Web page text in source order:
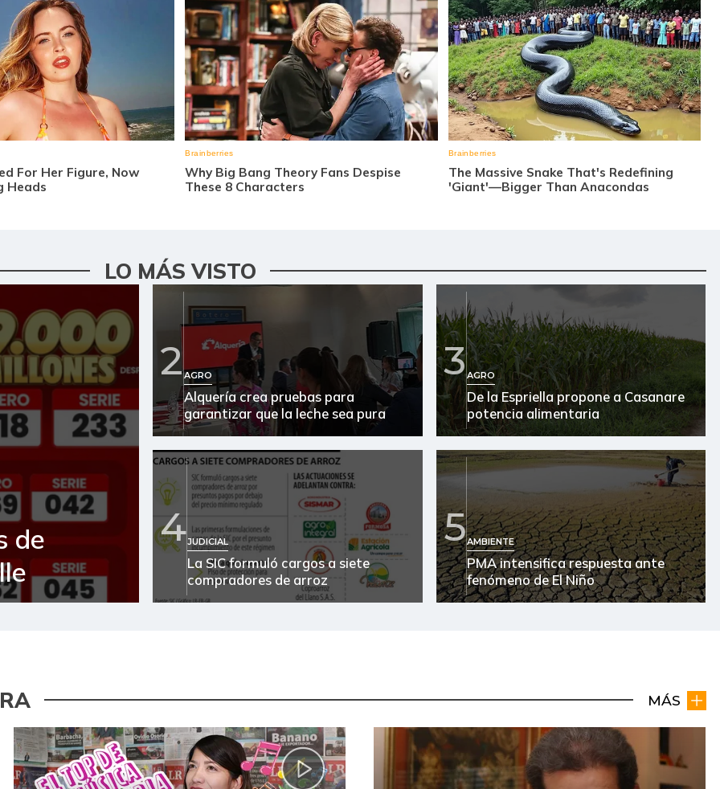
LO MÁS VISTO
de
2AGRO
Alquería crea pruebas para
garantizar que la leche sea pura
3AGRO
De la Espriella propone a Casanare
potencia alimentaria
4JUDICIAL
La SIC formuló cargos a siete
compradores de arroz
5AMBIENTE
PMA intensifica respuesta ante
fenómeno de El Niño
MÁS